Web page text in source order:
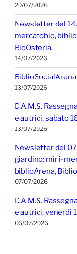
20/07/2026
Newsletter del
mercatobio,
BioOsteria.
14/07/2026
13/07/2026
D.A.M.S.
e autrici, sabato
13/07/2026
Newsletter del
giardino: mini-
biblioArena,
07/07/2026
D.A.M.S.
e autrici, venerdì
06/07/2026